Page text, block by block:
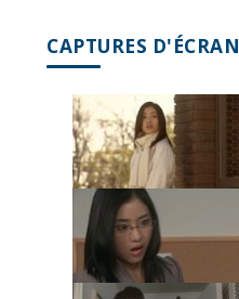
CAPTURES D'ÉCRAN